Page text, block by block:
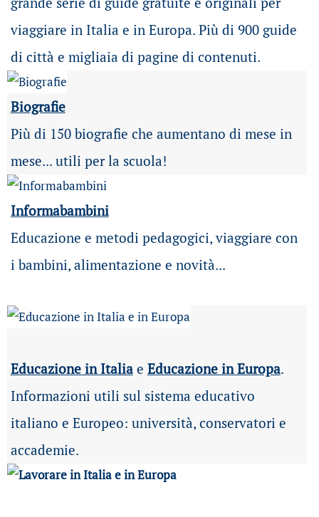
viaggiare in Italia e in Europa. Più di 900 guide
di città e migliaia di pagine di contenuti.
Biografie
Più di 150 biografie che aumentano di mese in
mese... utili per la scuola!
Informabambini
Educazione e metodi pedagogici, viaggiare con
i bambini, alimentazione e novità...
Educazione in Italiae Educazione in Europa.
Informazioni utili sul sistema educativo
italiano e Europeo: università, conservatori e
accademie.